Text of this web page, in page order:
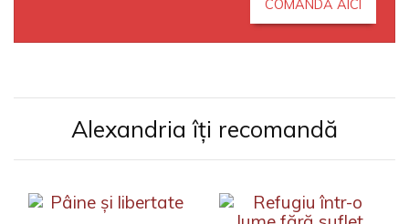
COMANDĂ AICI
Alexandria îți recomandă